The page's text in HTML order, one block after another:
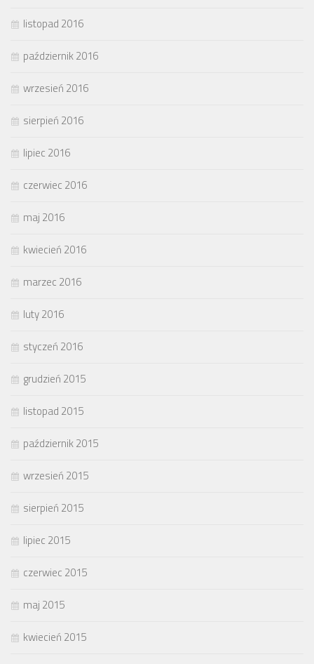
listopad 2016
październik 2016
wrzesień 2016
sierpień 2016
lipiec 2016
czerwiec 2016
maj 2016
kwiecień 2016
marzec 2016
luty 2016
styczeń 2016
grudzień 2015
listopad 2015
październik 2015
wrzesień 2015
sierpień 2015
lipiec 2015
czerwiec 2015
maj 2015
kwiecień 2015